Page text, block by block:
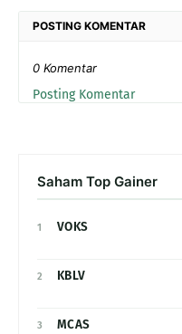
POSTING KOMENTAR
0 Komentar
Posting Komentar
Saham Top Gainer
1 VOKS
2 KBLV
3 MCAS